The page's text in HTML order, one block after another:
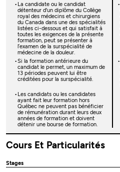
La candidate ou le candidat
détenteur d'un diplôme du Collège
royal des médecins et chirurgiens
du Canada dans une des spécialités
listées ci-dessous et qui satisfait à
toutes les exigences de la présente
formation, peut se présenter à
l’examen de la surspécialité de
médecine de la douleur.
Si la formation antérieure du
candidat le permet, un maximum de
13 périodes peuvent lui être
créditées pour la surspécialité.
Les candidats ou les candidates
ayant fait leur formation hors
Québec ne peuvent pas bénéficier
de rémunération durant leurs deux
années de formation et doivent
détenir une bourse de formation.
Cours Et Particularités
Stages